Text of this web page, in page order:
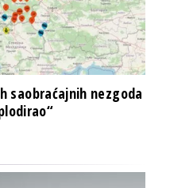
saobraćajnih nezgoda